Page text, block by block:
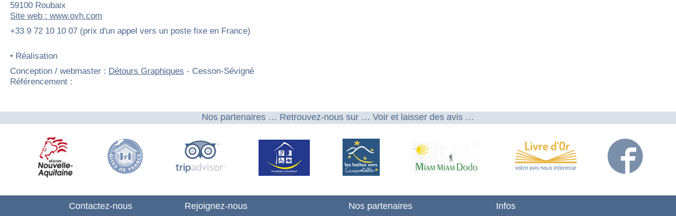
59100 Roubaix
Site web : www.ovh.com
+33 9 72 10 10 07 (prix d'un appel vers un poste fixe en France)
• Réalisation
Conception / webmaster : Détours Graphiques - Cesson-Sévigné
Référencement :
Nos partenaires … Retrouvez-nous sur … Voir et laisser des avis …
Contactez-nous Rejoignez-nous Nos partenaires Infos